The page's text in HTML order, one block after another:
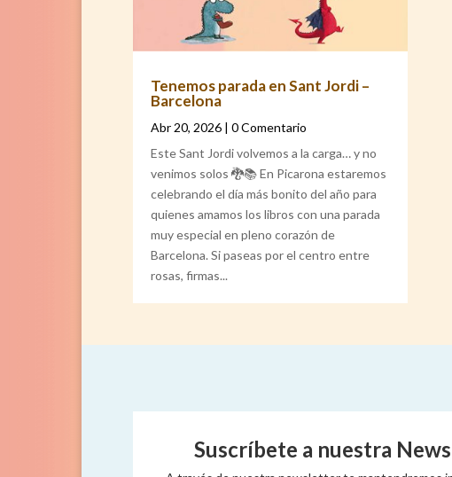
Tenemos parada en Sant Jordi –
Barcelona
Abr 20, 2026 | 0 Comentario
Este Sant Jordi volvemos a la carga… y no
venimos solos 🐉📚 En Picarona estaremos
celebrando el día más bonito del año para
quienes amamos los libros con una parada
muy especial en pleno corazón de
Barcelona. Si paseas por el centro entre
rosas, firmas...
Suscríbete a nuestra